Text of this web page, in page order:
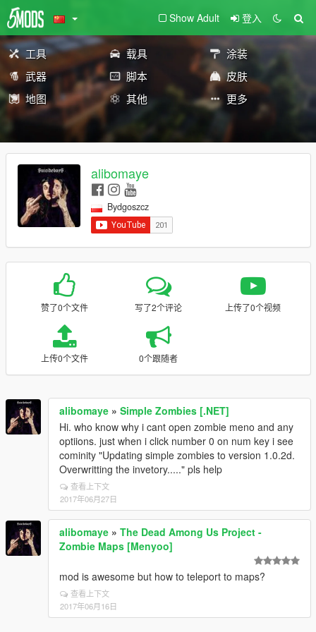
Show Adult 登入
工具 载具
涂装
武器
脚本
皮肤
地图
其他 更多
alibomaye
Bydgoszcz
赞了0个文件 写了2个评论 上传了0个视频
上传0个文件 0个跟随者
alibomaye » Simple Zombies [.NET]
Hi. who know why i cant open zombie meno and any
optiions. just when i click number 0 on num key i see
cominity "Updating simple zombies to version 1.0.2d.
Overwritting the invetory....." pls help
查看上下文
2017年06月27日
alibomaye » The Dead Among Us Project -
Zombie Maps [Menyoo]
mod is awesome but how to teleport to maps?
查看上下文
2017年06月16日